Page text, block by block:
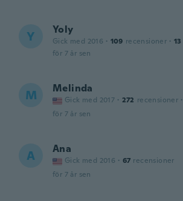
Y Yoly
Gick med 2016 · 109 recensioner · 13
för 7 år sen
M Melinda
Gick med 2017 · 272 recensioner ·
för 7 år sen
A Ana
Gick med 2016 · 67 recensioner
för 7 år sen